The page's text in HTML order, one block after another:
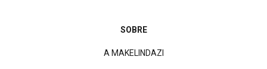
SOBRE
A MAKELINDAZI